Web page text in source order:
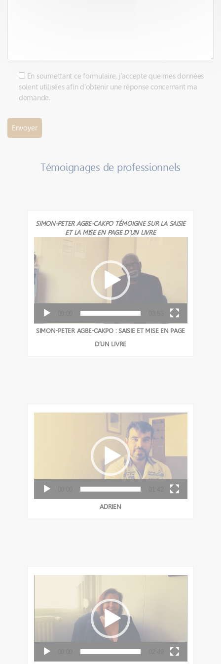
En soumettant ce formulaire, j'accepte que mes données
soient utilisées afin d'obtenir une réponse concernant ma
demande.
Témoignages de professionnels
SIMON-PETER AGBE-CAKPO TÉMOIGNE SUR LA SAISIE
ET LA MISE EN PAGE D'UN LIVRE
C
U
R
I
D
É
O
SIMON-PETER AGBE-CAKPO : SAISIE ET MISE EN PAGE
D’UN LIVRE
C
U
R
I
D
É
ADRIEN
E
C
T
U
R
I